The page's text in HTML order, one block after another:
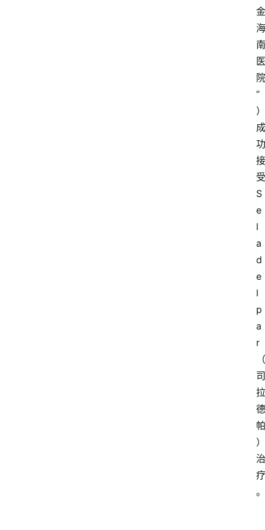
金
海
南
医
院
”
）
成
功
接
受
S
e
l
a
d
e
l
p
a
r
（
司
拉
德
帕
）
治
疗
。